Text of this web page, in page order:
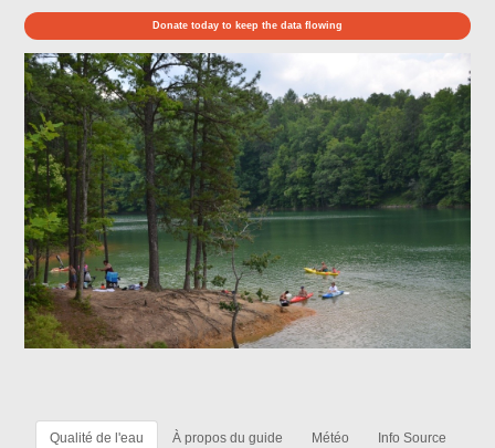
Donate today to keep the data flowing
Qualité de l'eau À propos du guide Météo Info Source